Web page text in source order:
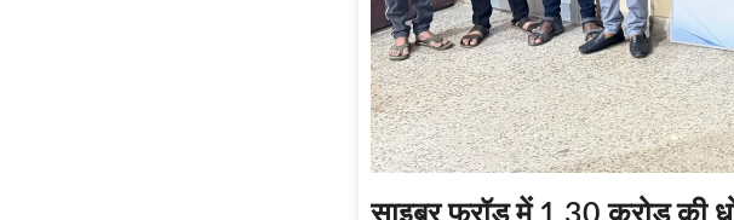
साइबर फ्रॉड में 1.30 करोड़ की